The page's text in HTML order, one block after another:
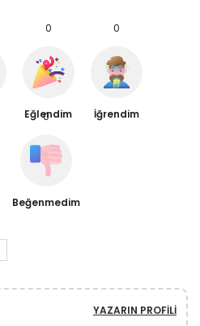
0
Eğlendim
0
İğrendim
0
Beğenmedim
YAZARIN PROFILI